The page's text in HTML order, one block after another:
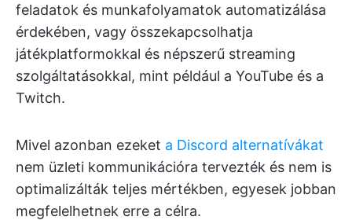
feladatok és munkafolyamatok automatizálása
érdekében, vagy összekapcsolhatja
játékplatformokkal és népszerű streaming
szolgáltatásokkal, mint például a YouTube és a
Twitch.
Mivel azonban ezeket a Discord alternatívákat
nem üzleti kommunikációra tervezték és nem is
optimalizálták teljes mértékben, egyesek jobban
megfelelhetnek erre a célra.